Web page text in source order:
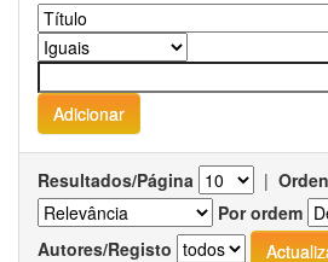
Resultados/Página |
Por ordem
Autores/Registo